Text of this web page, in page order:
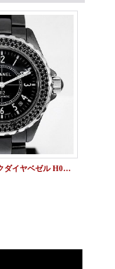
J12 38mm ブラックダイヤベゼル H0685 シャネルアフターダイヤ